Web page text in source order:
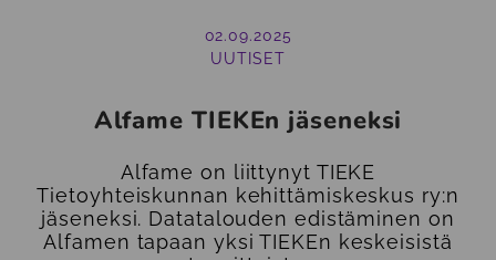
02.09.2025
UUTISET
Alfame TIEKEn jäseneksi
Alfame on liittynyt TIEKE
Tietoyhteiskunnan kehittämiskeskus ry:n
jäseneksi. Datatalouden edistäminen on
Alfamen tapaan yksi TIEKEn keskeisistä